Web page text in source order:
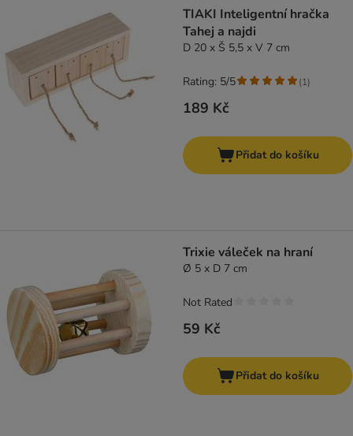
TIAKI Inteligentní hračka
Tahej a najdi
D 20 x Š 5,5 x V 7 cm
189 Kč
Rating: 5/5 (1)
Přidat do košíku
Trixie váleček na hraní
Ø 5 x D 7 cm
59 Kč
Not Rated
Přidat do košíku